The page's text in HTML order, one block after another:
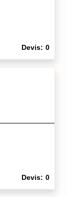
Devis 0
Devis 0